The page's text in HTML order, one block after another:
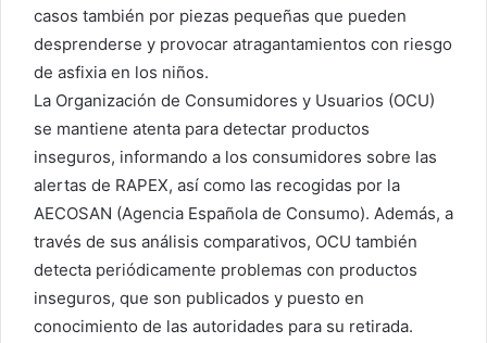
casos también por piezas pequeñas que pueden
desprenderse y provocar atragantamientos con riesgo
de asfixia en los niños.
La Organización de Consumidores y Usuarios (OCU)
se mantiene atenta para detectar productos
inseguros, informando a los consumidores sobre las
alertas de RAPEX, así como las recogidas por la
AECOSAN (Agencia Española de Consumo). Además, a
través de sus análisis comparativos, OCU también
detecta periódicamente problemas con productos
inseguros, que son publicados y puesto en
conocimiento de las autoridades para su retirada.